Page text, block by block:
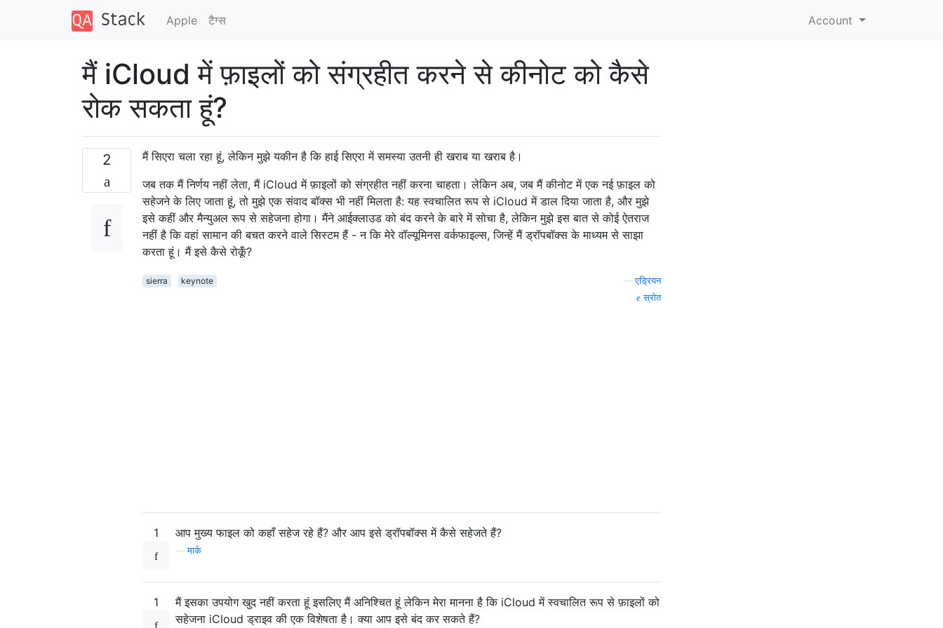
Apple टैग्‍स Account
मैं iCloud में फ़ाइलों को संग्रहीत करने से कीनोट को कैसे
रोक सकता हूं?
2
मैं सिएरा चला रहा हूं, लेकिन मुझे यकीन है कि हाई सिएरा में समस्या उतनी ही खराब या खराब है।
जब तक मैं निर्णय नहीं लेता, मैं iCloud में फ़ाइलों को संग्रहीत नहीं करना चाहता। लेकिन अब, जब मैं कीनोट में एक नई फ़ाइल को
सहेजने के लिए जाता हूं, तो मुझे एक संवाद बॉक्स भी नहीं मिलता है: यह स्वचालित रूप से iCloud में डाल दिया जाता है, और मुझे
इसे कहीं और मैन्युअल रूप से सहेजना होगा। मैंने आईक्लाउड को बंद करने के बारे में सोचा है, लेकिन मुझे इस बात से कोई ऐतराज
नहीं है कि वहां सामान की बचत करने वाले सिस्टम हैं - न कि मेरे वॉल्यूमिनस वर्कफाइल्स, जिन्हें मैं ड्रॉपबॉक्स के माध्यम से साझा
करता हूं। मैं इसे कैसे रोकूँ?
sierra keynote —एड्रियन
स्रोत
1 आप मुख्य फाइल को कहाँ सहेज रहे हैं? और आप इसे ड्रॉपबॉक्स में कैसे सहेजते हैं?
—मार्क
1
मैं इसका उपयोग खुद नहीं करता हूं इसलिए मैं अनिश्चित हूं लेकिन मेरा मानना ​​है कि iCloud में स्वचालित रूप से फ़ाइलों को
सहेजना iCloud ड्राइव की एक विशेषता है। क्या आप इसे बंद कर सकते हैं?